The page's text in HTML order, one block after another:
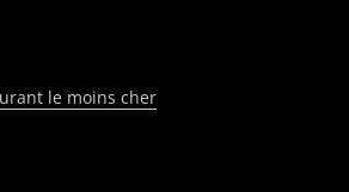
le moins cher